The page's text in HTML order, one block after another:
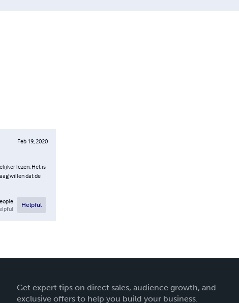
Feb 19, 2020
lezen. Het is
willen dat de
Helpful
Get expert tips on direct sales, audience growth, and
exclusive offers to help you build your business.